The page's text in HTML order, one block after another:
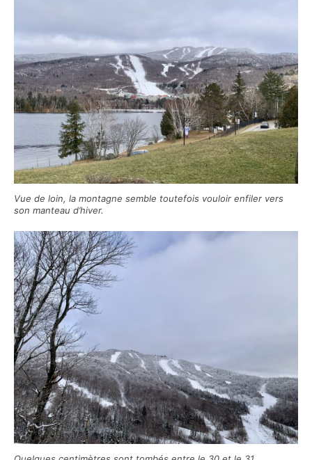
Vue de loin, la montagne semble toutefois vouloir enfiler vers
son manteau d’hiver.